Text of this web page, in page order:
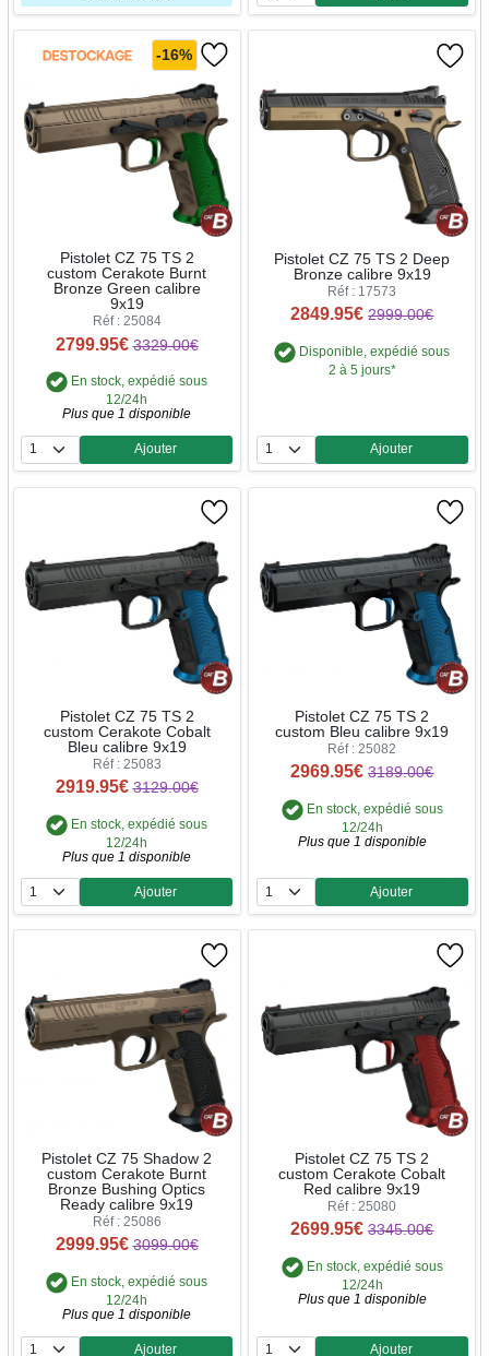
-16%
Pistolet CZ 75 TS 2
custom Cerakote Burnt
Bronze Green calibre
9x19
Réf : 25084
2799.95€ 3329.00€
En stock, expédié sous
12/24h
Plus que 1 disponible
Quantité
Ajouter
Pistolet CZ 75 TS 2 Deep
Bronze calibre 9x19
Réf : 17573
2849.95€ 2999.00€
Disponible, expédié sous
2 à 5 jours*
Quantité
Ajouter
Pistolet CZ 75 TS 2
custom Cerakote Cobalt
Bleu calibre 9x19
Réf : 25083
2919.95€ 3129.00€
En stock, expédié sous
12/24h
Plus que 1 disponible
Quantité
Ajouter
Pistolet CZ 75 TS 2
custom Bleu calibre 9x19
Réf : 25082
2969.95€ 3189.00€
En stock, expédié sous
12/24h
Plus que 1 disponible
Quantité
Ajouter
Pistolet CZ 75 Shadow 2
custom Cerakote Burnt
Bronze Bushing Optics
Ready calibre 9x19
Réf : 25086
2999.95€ 3099.00€
En stock, expédié sous
12/24h
Plus que 1 disponible
Ajouter
Pistolet CZ 75 TS 2
custom Cerakote Cobalt
Red calibre 9x19
Réf : 25080
2699.95€ 3345.00€
En stock, expédié sous
12/24h
Plus que 1 disponible
Ajouter